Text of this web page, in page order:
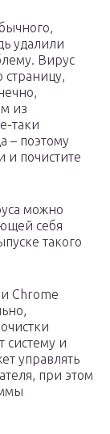
удалили
Вирус
страницу,
из
таки
– поэтому
и почистите
можно
себя
такого
Chrome
систему и
управлять
при этом